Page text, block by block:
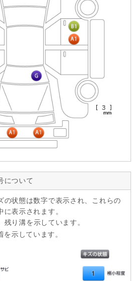
について
の状態は数字で表示され、これらの
表示されます。
残り溝を示しています。
示しています。